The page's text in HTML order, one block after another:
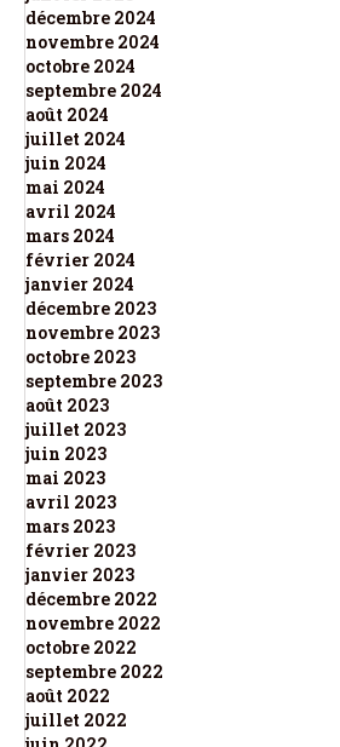
décembre 2024
novembre 2024
octobre 2024
septembre 2024
août 2024
juillet 2024
juin 2024
mai 2024
avril 2024
mars 2024
février 2024
janvier 2024
décembre 2023
novembre 2023
octobre 2023
septembre 2023
août 2023
juillet 2023
juin 2023
mai 2023
avril 2023
mars 2023
février 2023
janvier 2023
décembre 2022
novembre 2022
octobre 2022
septembre 2022
août 2022
juillet 2022